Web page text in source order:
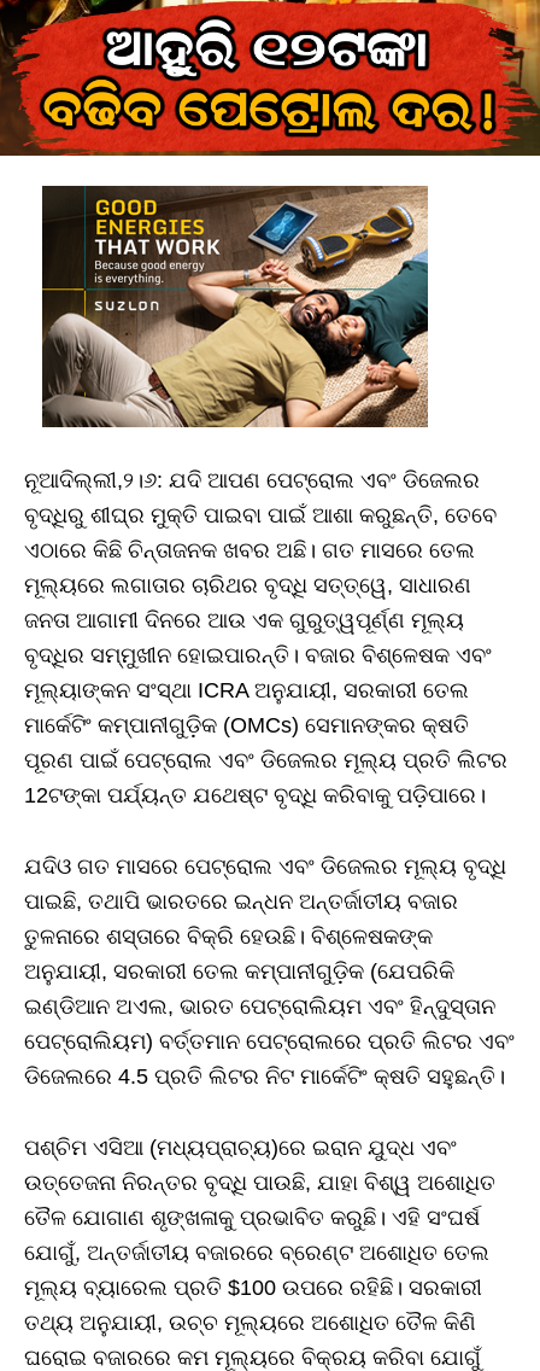
ନୂଆଦିଲ୍‌ଲୀ,୨।୬: ଯଦି ଆପଣ ପେଟ୍ରୋଲ ଏବଂ ଡିଜେଲର
ବୃଦ୍ଧିରୁ ଶୀଘ୍ର ମୁକ୍ତି ପାଇବା ପାଇଁ ଆଶା କରୁଛନ୍ତି, ତେବେ
ଏଠାରେ କିଛି ଚିନ୍ତାଜନକ ଖବର ଅଛି। ଗତ ମାସରେ ତେଲ
ମୂଲ୍ୟରେ ଲଗାତାର ଚାରିଥର ବୃଦ୍ଧି ସତ୍ତ୍ୱେ, ସାଧାରଣ
ଜନତା ଆଗାମୀ ଦିନରେ ଆଉ ଏକ ଗୁରୁତ୍ୱପୂର୍ଣ୍ଣ ମୂଲ୍ୟ
ବୃଦ୍ଧିର ସମ୍ମୁଖୀନ ହୋଇପାରନ୍ତି। ବଜାର ବିଶ୍ଳେଷକ ଏବଂ
ମୂଲ୍ୟାଙ୍କନ ସଂସ୍ଥା ICRA ଅନୁଯାୟୀ, ସରକାରୀ ତେଲ
ମାର୍କେଟିଂ କମ୍ପାନୀଗୁଡ଼ିକ (OMCs) ସେମାନଙ୍କର କ୍ଷତି
ପୂରଣ ପାଇଁ ପେଟ୍ରୋଲ ଏବଂ ଡିଜେଲର ମୂଲ୍ୟ ପ୍ରତି ଲିଟର
12ଟଙ୍କା ପର୍ଯ୍ୟନ୍ତ ଯଥେଷ୍ଟ ବୃଦ୍ଧି କରିବାକୁ ପଡ଼ିପାରେ।
ଯଦିଓ ଗତ ମାସରେ ପେଟ୍ରୋଲ ଏବଂ ଡିଜେଲର ମୂଲ୍ୟ ବୃଦ୍ଧି
ପାଇଛି, ତଥାପି ଭାରତରେ ଇନ୍ଧନ ଅନ୍ତର୍ଜାତୀୟ ବଜାର
ତୁଳନାରେ ଶସ୍ତାରେ ବିକ୍ରି ହେଉଛି। ବିଶ୍ଳେଷକଙ୍କ
ଅନୁଯାୟୀ, ସରକାରୀ ତେଲ କମ୍ପାନୀଗୁଡ଼ିକ (ଯେପରିକି
ଇଣ୍ଡିଆନ ଅଏଲ, ଭାରତ ପେଟ୍ରୋଲିୟମ ଏବଂ ହିନ୍ଦୁସ୍ତାନ
ପେଟ୍ରୋଲିୟମ) ବର୍ତ୍ତମାନ ପେଟ୍ରୋଲରେ ପ୍ରତି ଲିଟର ଏବଂ
ଡିଜେଲରେ 4.5 ପ୍ରତି ଲିଟର ନିଟ ମାର୍କେଟିଂ କ୍ଷତି ସହୁଛନ୍ତି।
ପଶ୍ଚିମ ଏସିଆ (ମଧ୍ୟପ୍ରାଚ୍ୟ)ରେ ଇରାନ ଯୁଦ୍ଧ ଏବଂ
ଉତ୍ତେଜନା ନିରନ୍ତର ବୃଦ୍ଧି ପାଉଛି, ଯାହା ବିଶ୍ୱ ଅଶୋଧିତ
ତୈଳ ଯୋଗାଣ ଶୃଙ୍ଖଳାକୁ ପ୍ରଭାବିତ କରୁଛି। ଏହି ସଂଘର୍ଷ
ଯୋଗୁଁ, ଅନ୍ତର୍ଜାତୀୟ ବଜାରରେ ବ୍ରେଣ୍ଟ ଅଶୋଧିତ ତେଲ
ମୂଲ୍ୟ ବ୍ୟାରେଲ ପ୍ରତି $100 ଉପରେ ରହିଛି। ସରକାରୀ
ତଥ୍ୟ ଅନୁଯାୟୀ, ଉଚ୍ଚ ମୂଲ୍ୟରେ ଅଶୋଧିତ ତୈଳ କିଣି
ଘରୋଇ ବଜାରରେ କମ ମୂଲ୍ୟରେ ବିକ୍ରୟ କରିବା ଯୋଗୁଁ